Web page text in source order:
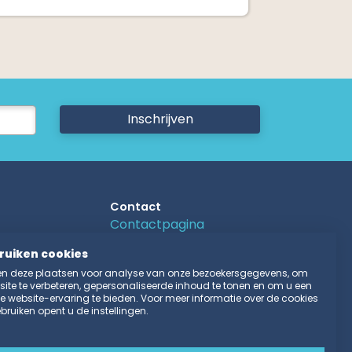
Inschrijven
Contact
Contactpagina
Recron voorwaarden
Privacy Voorwaarden
Park
cookies
deze plaatsen voor analyse van onze bezoekersgegevens, om
te verbeteren, gepersonaliseerde inhoud te tonen en om u een
website-ervaring te bieden. Voor meer informatie over de cookies
opent u de instellingen.